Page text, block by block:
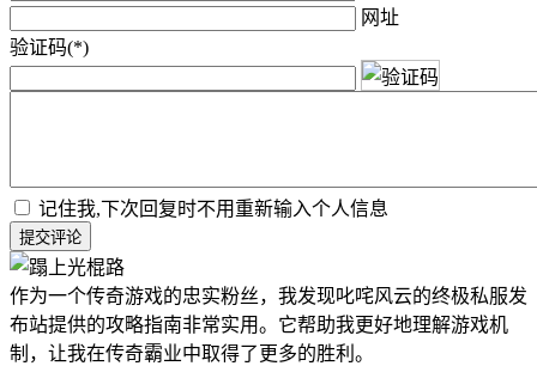
网址
验证码(*)
记住我,下次回复时不用重新输入个人信息
提交评论
作为一个传奇游戏的忠实粉丝，我发现叱咤风云的终极私服发
布站提供的攻略指南非常实用。它帮助我更好地理解游戏机
制，让我在传奇霸业中取得了更多的胜利。